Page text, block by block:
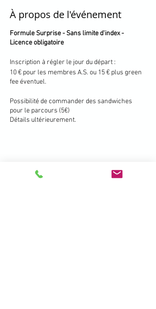
À propos de l'événement
Formule Surprise - Sans limite d'index -
Licence obligatoire
Inscription à régler le jour du départ :
10 € pour les membres A.S. ou 15 € plus green
fee éventuel.
Possibilité de commander des sandwiches
pour le parcours (5€)
Détails ultérieurement.
Partager cet événement